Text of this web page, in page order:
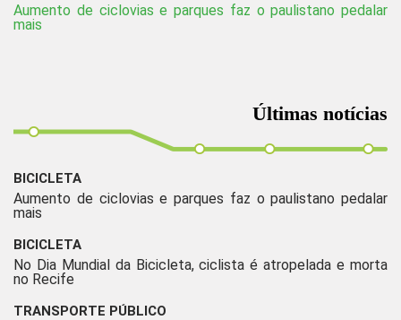
Aumento de ciclovias e parques faz o paulistano pedalar
mais
Últimas notícias
BICICLETA
Aumento de ciclovias e parques faz o paulistano pedalar
mais
BICICLETA
No Dia Mundial da Bicicleta, ciclista é atropelada e morta
no Recife
TRANSPORTE PÚBLICO